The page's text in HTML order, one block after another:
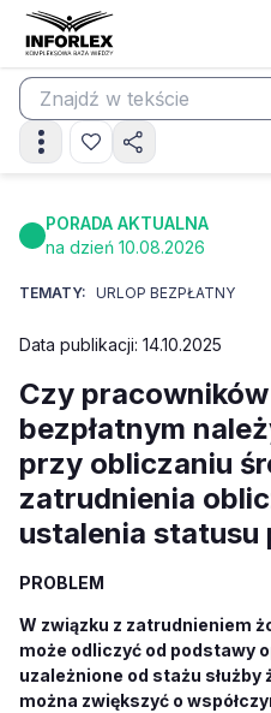
PORADA AKTUALNA
na dzień 10.08.2026
TEMATY: URLOP BEZPŁATNY
Data publikacji: 14.10.2025
Czy
bezpłatnym
przy obliczaniu
zatrudnienia
ustalenia
PROBLEM
W związku z zatrudnieniem
może odliczyć od podstawy
uzależnione od stażu służby
można zwiększyć o